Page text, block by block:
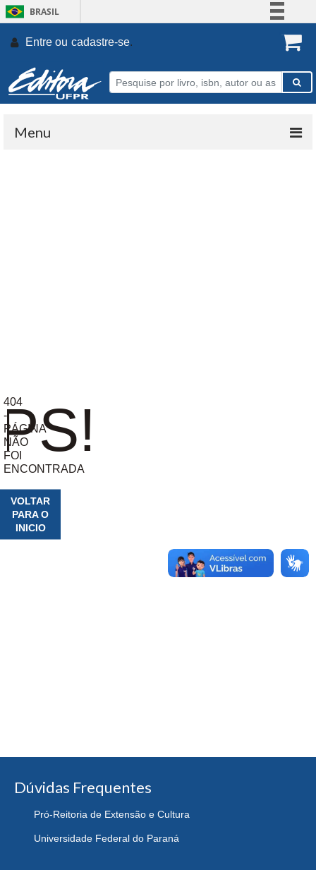
BRASIL
Participe
Entre ou cadastre-se.
Menu
404
-
PÁGINA
NÃO
FOI
ENCONTRADA
VOLTAR
PARA O
INICIO
Dúvidas Frequentes
Pró-Reitoria de Extensão e Cultura
Universidade Federal do Paraná